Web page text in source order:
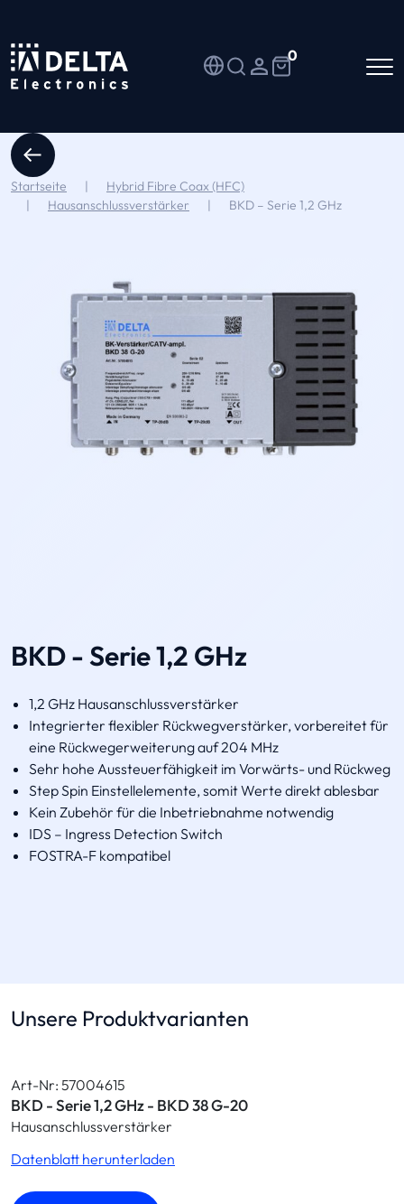
0
Startseite |
Hybrid Fibre Coax (HFC)
|
Hausanschlussverstärker | BKD – Serie 1,2 GHz
BKD - Serie 1,2 GHz
1,2 GHz Hausanschlussverstärker
Integrierter flexibler Rückwegverstärker, vorbereitet für
eine Rückwegerweiterung auf 204 MHz
Sehr hohe Aussteuerfähigkeit im Vorwärts- und Rückweg
Step Spin Einstellelemente, somit Werte direkt ablesbar
Kein Zubehör für die Inbetriebnahme notwendig
IDS – Ingress Detection Switch
FOSTRA-F kompatibel
Unsere Produktvarianten
Art-Nr: 57004615
BKD - Serie 1,2 GHz - BKD 38 G-20
Hausanschlussverstärker
Datenblatt herunterladen